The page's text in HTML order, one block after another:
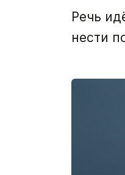
Речь
нести